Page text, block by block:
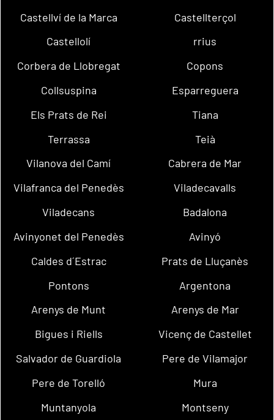
Castellví de la Marca
Castellterçol
Castellolí
rrius
Corbera de Llobregat
Copons
Collsuspina
Esparreguera
Els Prats de Rei
Tiana
Terrassa
Teià
Vilanova del Camí
Cabrera de Mar
Vilafranca del Penedès
Viladecavalls
Viladecans
Badalona
Avinyonet del Penedès
Avinyó
Caldes d´Estrac
Prats de Lluçanès
Pontons
Argentona
Arenys de Munt
Arenys de Mar
Bigues i Riells
Vicenç de Castellet
Salvador de Guardiola
Pere de Vilamajor
Pere de Torelló
Mura
Muntanyola
Montseny